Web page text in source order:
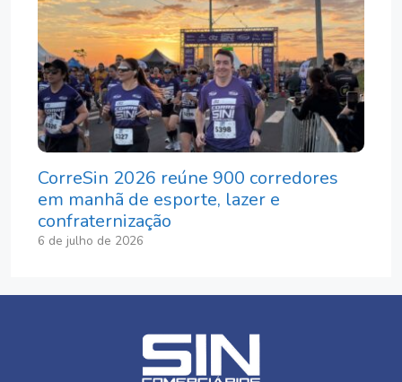
CorreSin 2026 reúne 900 corredores
em manhã de esporte, lazer e
confraternização
6 de julho de 2026